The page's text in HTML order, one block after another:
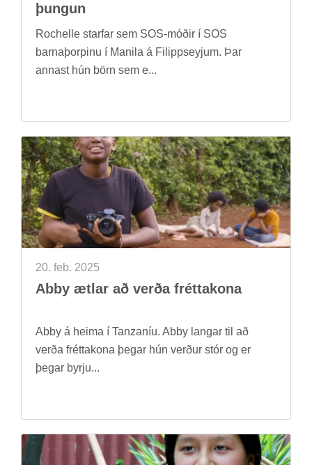
þung­un
Rochelle starfar sem SOS-móð­ir í SOS
barna­þorp­inu í Manila á Fil­ipps­eyj­um. Þar
ann­ast hún börn sem e...
20. feb. 2025
Abby ætl­ar að verða frétta­kona
Abby á heima í Tanz­an­íu. Abby lang­ar til að
verða frétta­kona þeg­ar hún verð­ur stór og er
þeg­ar byrju...